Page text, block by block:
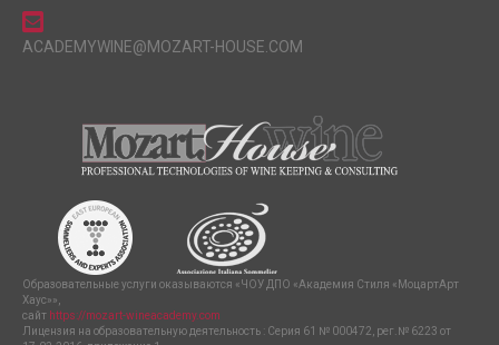
ACADEMYWINE@MOZART-HOUSE.COM
Образовательные услуги оказываются «ЧОУ ДПО «Академия Стиля «МоцартАрт
Хаус»»,
сайт https://mozart-wineacademy.com
Лицензия на образовательную деятельность : Серия 61 № 000472, рег.№ 6223 от